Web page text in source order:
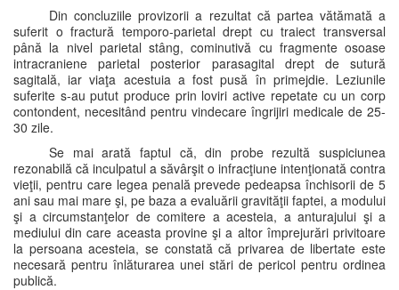
Din concluziile provizorii a rezultat că partea vătămată a
suferit o fractură temporo-parietal drept cu traiect transversal
până la nivel parietal stâng, cominutivă cu fragmente osoase
intracraniene parietal posterior parasagital drept de sutură
sagitală, iar viaţa acestuia a fost pusă în primejdie. Leziunile
suferite s-au putut produce prin loviri active repetate cu un corp
contondent, necesitând pentru vindecare îngrijiri medicale de 25-
30 zile.
Se mai arată faptul că, din probe rezultă suspiciunea
rezonabilă că inculpatul a săvârşit o infracţiune intenţionată contra
vieţii, pentru care legea penală prevede pedeapsa închisorii de 5
ani sau mai mare şi, pe baza a evaluării gravităţii faptei, a modului
şi a circumstanţelor de comitere a acesteia, a anturajului şi a
mediului din care aceasta provine şi a altor împrejurări privitoare
la persoana acesteia, se constată că privarea de libertate este
necesară pentru înlăturarea unei stări de pericol pentru ordinea
publică.